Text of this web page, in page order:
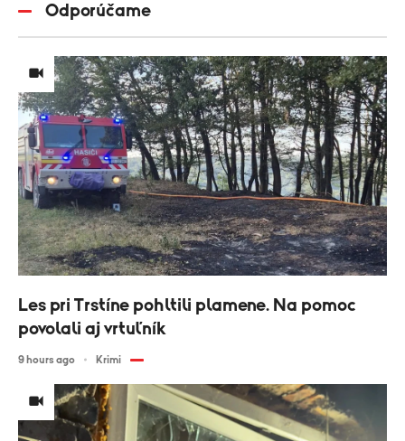
Odporúčame
Les pri Trstíne pohltili plamene. Na pomoc
povolali aj vrtuľník
9 hours ago Krimi